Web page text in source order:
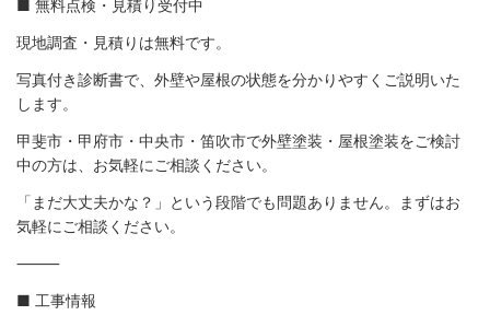
■ 無料点検・見積り受付中
現地調査・見積りは無料です。
写真付き診断書で、外壁や屋根の状態を分かりやすくご説明いた
します。
甲斐市・甲府市・中央市・笛吹市で外壁塗装・屋根塗装をご検討
中の方は、お気軽にご相談ください。
「まだ大丈夫かな？」という段階でも問題ありません。まずはお
気軽にご相談ください。
⸻
■ 工事情報